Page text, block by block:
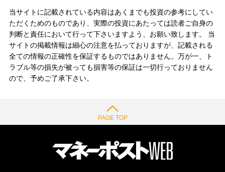
当サイトに記載されている内容はあくまでも投資の参考にしてい
ただくためのものであり、実際の投資にあたっては読者ご自身の
判断と責任において行って下さいますよう、お願い致します。 当
サイトの掲載情報は細心の注意を払っておりますが、記載される
全ての情報の正確性を保証するものではありません。万が一、ト
ラブル等の損失が被っても損害等の保証は一切行っておりません
ので、予めご了承下さい。
PAGE TOP